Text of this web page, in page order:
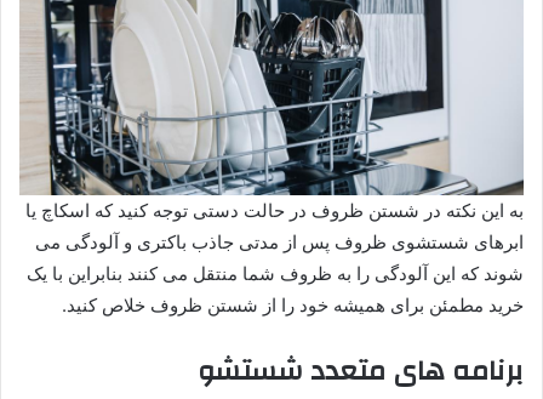
به این نکته در شستن ظروف در حالت دستی توجه کنید که اسکاچ یا
ابرهای شستشوی ظروف پس از مدتی جاذب باکتری و آلودگی می
شوند که این آلودگی را به ظروف شما منتقل می کنند بنابراین با یک
خرید مطمئن برای همیشه خود را از شستن ظروف خلاص کنید.
برنامه های متعدد شستشو